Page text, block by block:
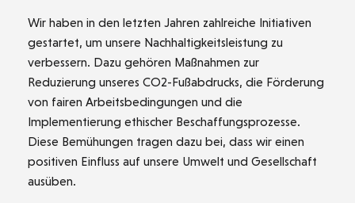
Wir haben in den letzten Jahren zahlreiche Initiativen
gestartet, um unsere Nachhaltigkeitsleistung zu
verbessern. Dazu gehören Maßnahmen zur
Reduzierung unseres CO2-Fußabdrucks, die Förderung
von fairen Arbeitsbedingungen und die
Implementierung ethischer Beschaffungsprozesse.
Diese Bemühungen tragen dazu bei, dass wir einen
positiven Einfluss auf unsere Umwelt und Gesellschaft
ausüben.